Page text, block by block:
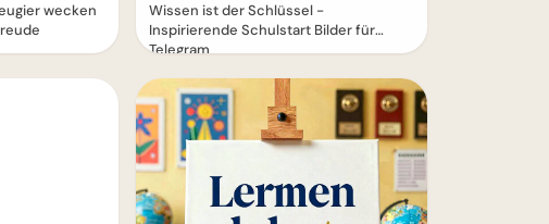
wecken
Wissen ist der Schlüssel -
Inspirierende Schulstart Bilder für
Telegram